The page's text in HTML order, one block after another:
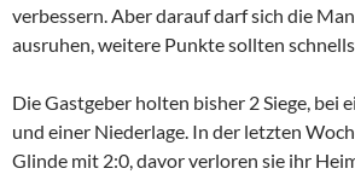
verbessern. Aber darauf darf sich die
ausruhen, weitere Punkte sollten
Die Gastgeber holten bisher 2 Siege, bei
und einer Niederlage. In der letzten
Glinde mit 2:0, davor verloren sie ihr